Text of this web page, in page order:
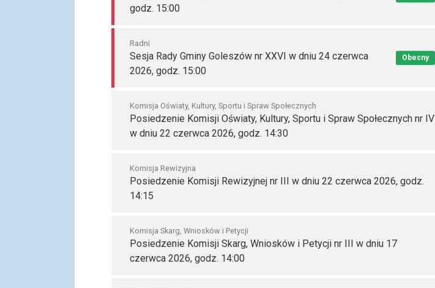
godz. 15:00
Radni
Sesja Rady Gminy Goleszów nr XXVI w dniu 24 czerwca
2026, godz. 15:00
Obecny
Komisja Oświaty, Kultury, Sportu i Spraw Społecznych
Posiedzenie Komisji Oświaty, Kultury, Sportu i Spraw Społecznych nr IV
w dniu 22 czerwca 2026, godz. 14:30
Komisja Rewizyjna
Posiedzenie Komisji Rewizyjnej nr III w dniu 22 czerwca 2026, godz.
14:15
Komisja Skarg, Wniosków i Petycji
Posiedzenie Komisji Skarg, Wniosków i Petycji nr III w dniu 17
czerwca 2026, godz. 14:00